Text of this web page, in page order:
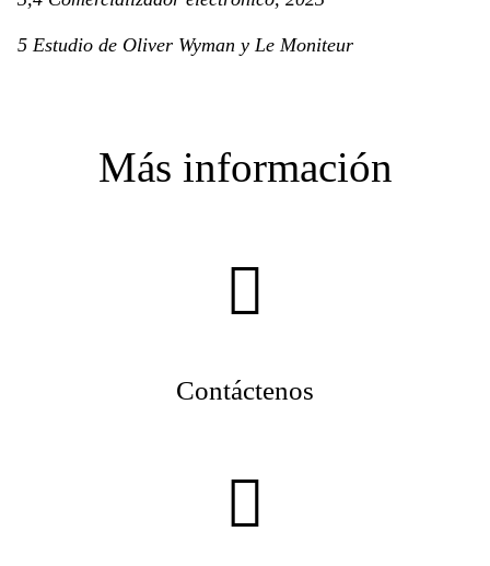
5 Estudio de Oliver Wyman y Le Moniteur
Más información
Contáctenos